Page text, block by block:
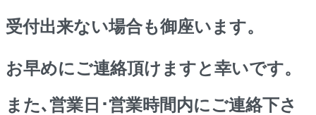
受付出来ない場合も御座います。
お早めにご連絡頂けますと幸いです。
また､営業日･営業時間内にご連絡下さ